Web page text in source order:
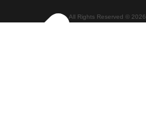
巴塞罗那的列車 All Rights Reserved © 2026